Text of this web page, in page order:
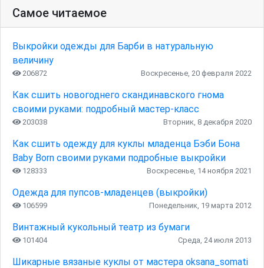
Самое читаемое
Выкройки одежды для Барби в натуральную
величину
206872 Воскресенье, 20 февраля 2022
Как сшить новогоднего скандинавского гнома
своими руками: подробный мастер-класс
203038 Вторник, 8 декабря 2020
Как сшить одежду для куклы младенца Бэби Бона
Baby Born своими руками подробные выкройки
128333 Воскресенье, 14 ноября 2021
Одежда для пупсов-младенцев (выкройки)
106599 Понедельник, 19 марта 2012
Винтажный кукольный театр из бумаги
101404 Среда, 24 июля 2013
Шикарные вязаные куклы от мастера oksana_somati